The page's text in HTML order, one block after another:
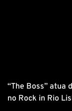
“The Boss” atua
no Rock in Rio